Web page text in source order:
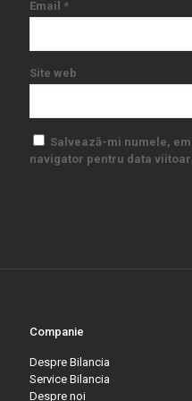
Email *
Site web
Salvează-mi numele,
navigator pentru data
Companie
Despre Bilancia
Service Bilancia
Despre noi